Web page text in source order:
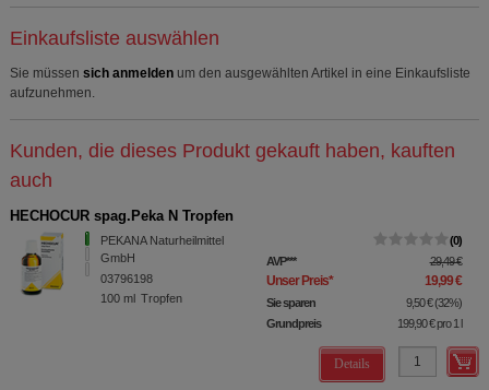
Einkaufsliste auswählen
Sie müssen sich anmelden um den ausgewählten Artikel in eine Einkaufsliste
aufzunehmen.
Kunden, die dieses Produkt gekauft haben, kauften
auch
HECHOCUR spag.Peka N Tropfen
PEKANA Naturheilmittel
GmbH
03796198
100 ml Tropfen
0
AVP*** 29,49 €
Unser Preis* 19,99 €
Sie sparen 9,50 € (32%)
Grundpreis
199,90 €pro 1 l
Details